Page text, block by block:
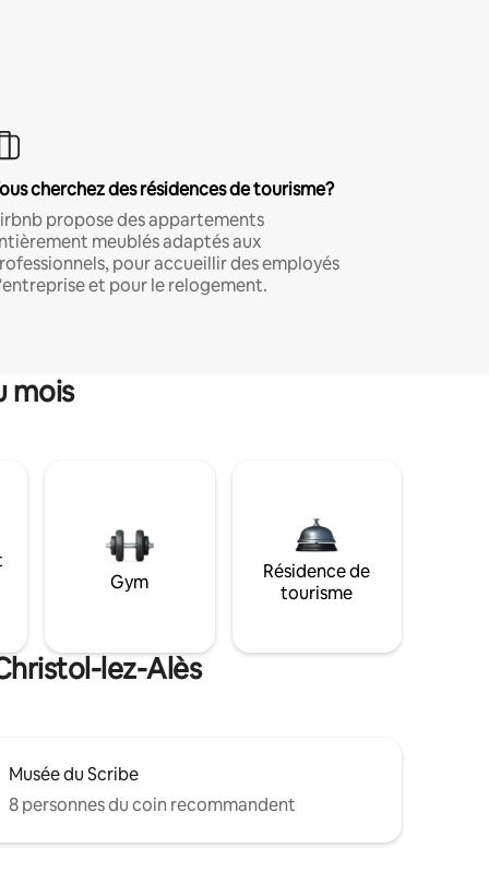
cherchez des résidences de tourisme?
propose des appartements
meublés adaptés aux
pour accueillir des employés
et pour le relogement.
mois
Gym
Résidence de
tourisme
lez-Alès
Musée du Scribe
8 personnes du coin recommandent